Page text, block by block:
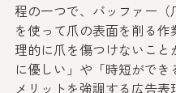
程の一つで、バッファー（
を使って爪の表面を削る作
理的に爪を傷つけないこと
に優しい」や「時短ができ
メリットを強調する広告表